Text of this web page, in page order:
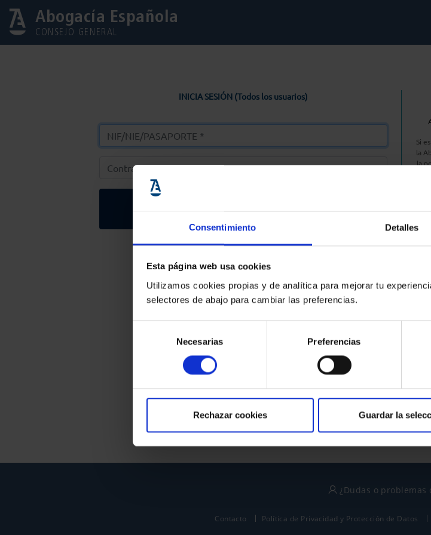
Consentimiento Detalles
Esta página web usa cookies
Utilizamos cookies propias y de analítica para mejorar tu
selectores de abajo para cambiar las preferencias.
consentimiento
Necesarias Preferencias
Rechazar cookies Guardar la
Abogacía Española
CONSEJO GENERAL
INICIA SESIÓN (Todos los usuarios)
Entrar
Solicitar Contraseña
Si
la
la
¿No tienes
política de privacidad
y términos
¿Dudas o problemas
Contacto Política de Privacidad y Protección de Datos